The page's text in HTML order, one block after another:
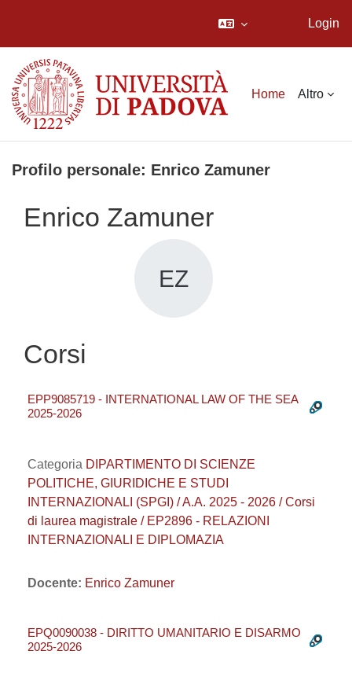
Login
Home Altro
Profilo personale: Enrico Zamuner
Enrico Zamuner
EZ
Corsi
EPP9085719 - INTERNATIONAL LAW OF THE SEA
2025-2026
Categoria DIPARTIMENTO DI SCIENZE
POLITICHE, GIURIDICHE E STUDI
INTERNAZIONALI (SPGI) / A.A. 2025 - 2026 / Corsi
di laurea magistrale / EP2896 - RELAZIONI
INTERNAZIONALI E DIPLOMAZIA
Docente: Enrico Zamuner
EPQ0090038 - DIRITTO UMANITARIO E DISARMO
2025-2026